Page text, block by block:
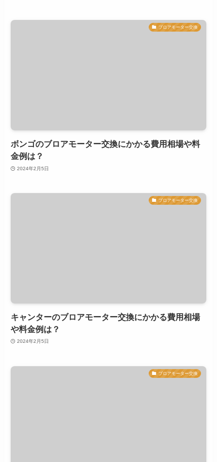
ブロアモーター交換
ボンゴのブロアモーター交換にかかる費用相場や料
金例は？
2024年2月5日
ブロアモーター交換
キャンターのブロアモーター交換にかかる費用相場
や料金例は？
2024年2月5日
ブロアモーター交換